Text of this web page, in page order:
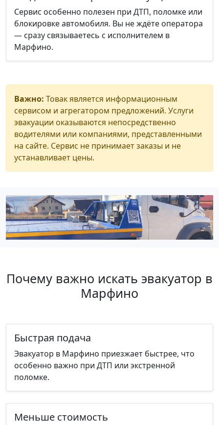
Сервис особенно полезен при ДТП, поломке или
блокировке автомобиля. Вы не ждёте оператора
— сразу связываетесь с исполнителем в
Марфино.
Важно: Товак является информационным
сервисом и агрегатором предложений. Услуги
эвакуации оказываются непосредственно
водителями или компаниями, представленными
на сайте. Сервис не принимает заказы и не
устанавливает цены.
Почему важно искать эвакуатор в
Марфино
Быстрая подача
Эвакуатор в Марфино приезжает быстрее, что
особенно важно при ДТП или экстренной
поломке.
Меньше стоимость